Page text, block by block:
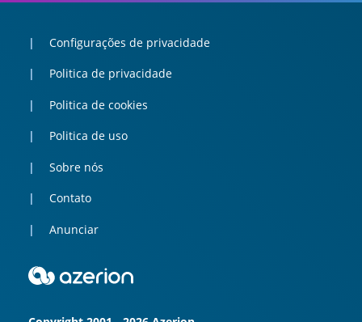
Configurações de privacidade
Politica de privacidade
Politica de cookies
Politica de uso
Sobre nós
Contato
Anunciar